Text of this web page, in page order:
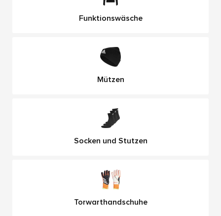
Funktionswäsche
Mützen
Socken und Stutzen
Torwarthandschuhe